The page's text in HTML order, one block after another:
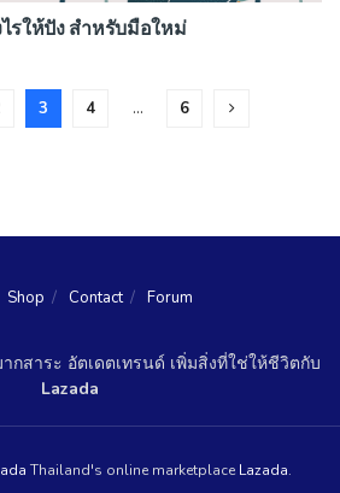
รให้ปัง สำหรับมือใหม่
3 4 … 6
Shop Contact Forum
กสาระ อัตเดตเทรนด์ เพิ่มสิ่งที่ใช่ให้ชีวิตกับ
Lazada
Thailand's online marketplace Lazada.